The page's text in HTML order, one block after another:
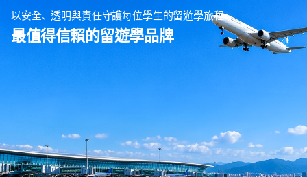
以安全、透明與責任守護每位學生的留遊學旅程
最值得信賴的留遊學品牌